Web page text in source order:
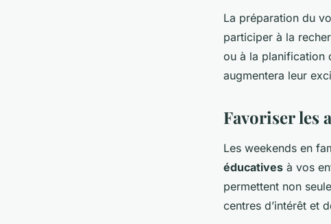
La préparation du
participer à la
ou à la planification
augmentera leur
Favoriser les
Les weekends en
éducatives à vos
permettent non
centres d’intérêt et